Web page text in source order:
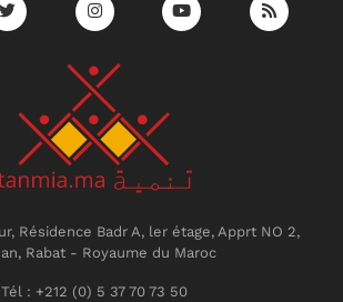
Résidence Badr A, ler étage, Apprt NO 2,
Rabat - Royaume du Maroc
Tél : +212 (0) 5 37 70 73 50